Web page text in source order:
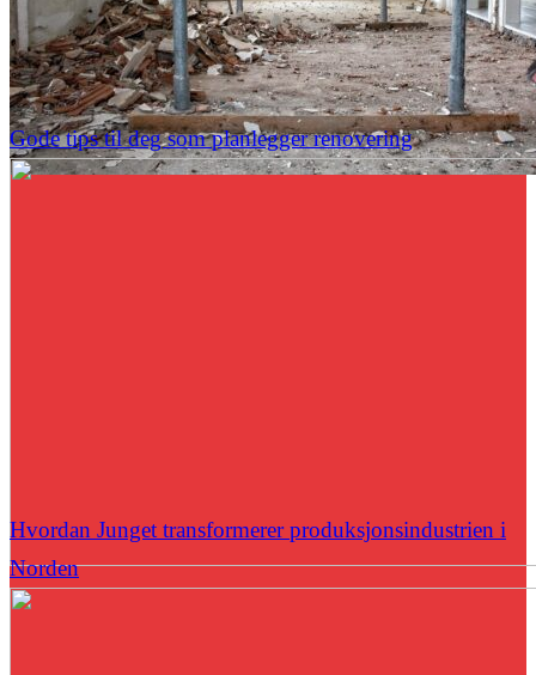
Gode tips til deg som planlegger renovering
Hvordan Junget transformerer produksjonsindustrien i
Norden